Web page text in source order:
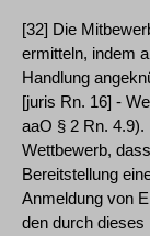
[32] Die
ermitteln, indem
Handlung
[juris Rn. 16] -
aaO § 2 Rn. 4.9).
Wettbewerb,
Bereitstellung
Anmeldung von
den durch dieses